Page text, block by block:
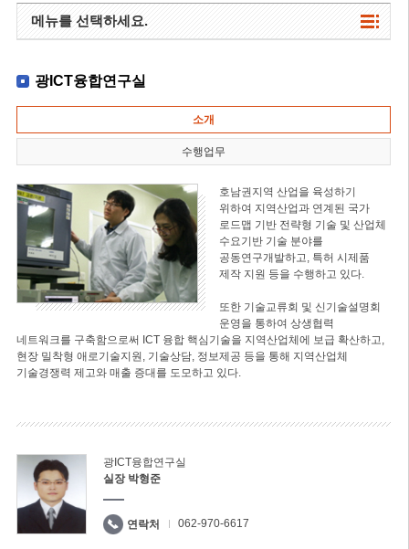
메뉴를 선택하세요.
광ICT융합연구실
소개
수행업무
호남권지역 산업을 육성하기
위하여 지역산업과 연계된 국가
로드맵 기반 전략형 기술 및 산업체
수요기반 기술 분야를
공동연구개발하고, 특허 시제품
제작 지원 등을 수행하고 있다.
또한 기술교류회 및 신기술설명회
운영을 통하여 상생협력
네트워크를 구축함으로써 ICT 융합 핵심기술을 지역산업체에 보급 확산하고,
현장 밀착형 애로기술지원, 기술상담, 정보제공 등을 통해 지역산업체
기술경쟁력 제고와 매출 증대를 도모하고 있다.
광ICT융합연구실
실장 박형준
연락처 062-970-6617